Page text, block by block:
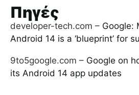
Πηγές
developer-tech.com – Google:
Android 14 is a ‘blueprint’ for
9to5google.com – Google on
its Android 14 app updates